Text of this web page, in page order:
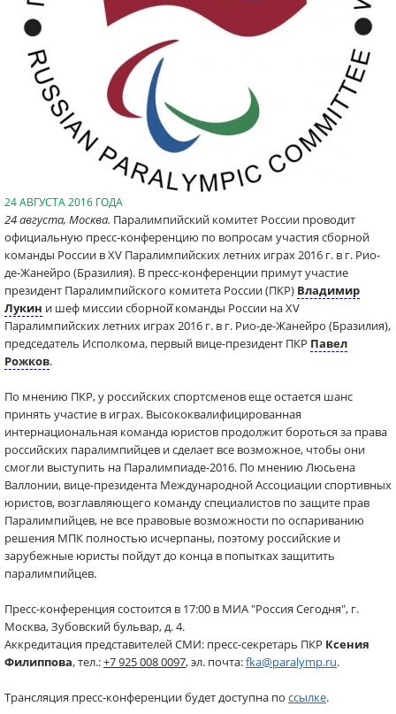
24 АВГУСТА 2016 ГОДА
24 августа, Москва. Паралимпийский комитет России проводит
официальную пресс-конференцию по вопросам участия сборной
команды России в XV Паралимпийских летних играх 2016 г. в г. Рио-
де-Жанейро (Бразилия). В пресс-конференции примут участие
президент Паралимпийского комитета России (ПКР) Владимир
Лукин и шеф миссии сборной̆ команды России на XV
Паралимпийских летних играх 2016 г. в г. Рио-де-Жанейро (Бразилия),
председатель Исполкома, первый вице-президент ПКР Павел
Рожков.
По мнению ПКР, у российских спортсменов еще остается шанс
принять участие в играх. Высококвалифицированная
интернациональная команда юристов продолжит бороться за права
российских паралимпийцев и сделает все возможное, чтобы они
смогли выступить на Паралимпиаде-2016. По мнению Люсьена
Валлонии, вице-президента Международной Ассоциации спортивных
юристов, возглавляющего команду специалистов по защите прав
Паралимпийцев, не все правовые возможности по оспариванию
решения МПК полностью исчерпаны, поэтому российские и
зарубежные юристы пойдут до конца в попытках защитить
паралимпийцев.
Пресс-конференция состоится в 17:00 в МИА "Россия Сегодня", г.
Москва, Зубовский бульвар, д. 4.
Аккредитация представителей СМИ: пресс-секретарь ПКР Ксения
Филиппова, тел.:+7 925 008 0097, эл. почта:fka@paralymp.ru.
Трансляция пресс-конференции будет доступна по ссылке.